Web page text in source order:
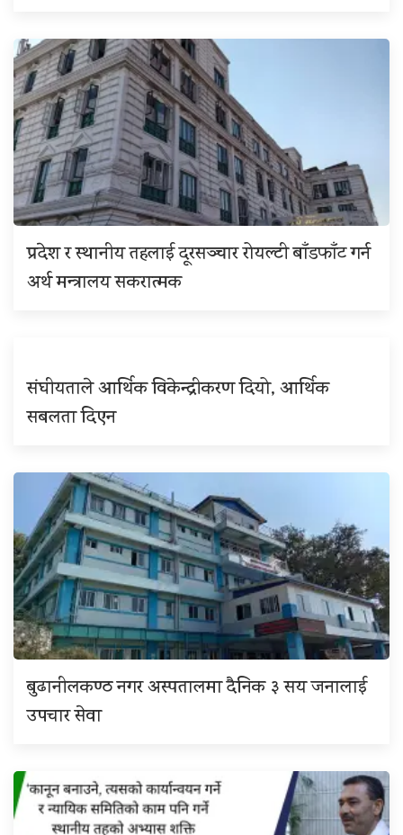
प्रदेश र स्थानीय तहलाई दूरसञ्चार रोयल्टी बाँडफाँट गर्न
अर्थ मन्त्रालय सकरात्मक
संघीयताले आर्थिक विकेन्द्रीकरण दियो, आर्थिक
सबलता दिएन
बुढानीलकण्ठ नगर अस्पतालमा दैनिक ३ सय जनालाई
उपचार सेवा